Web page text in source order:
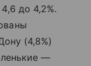
до 4,2%.
(4,8%)
—